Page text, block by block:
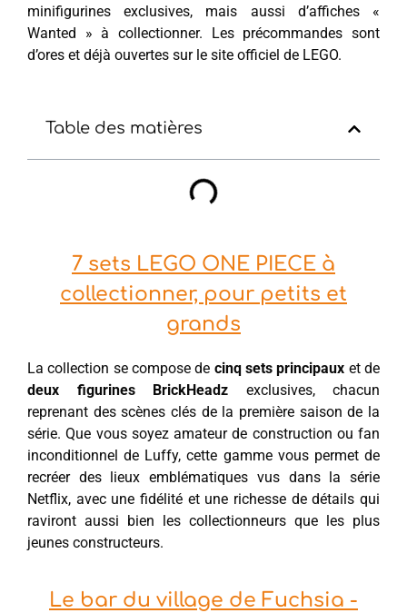
minifigurines exclusives, mais aussi d’affiches «
Wanted » à collectionner. Les précommandes sont
d’ores et déjà ouvertes sur le site officiel de LEGO.
Table des matières
7 sets LEGO ONE PIECE à
collectionner, pour petits et
grands
La collection se compose de cinq sets principaux et de
deux figurines BrickHeadz exclusives, chacun
reprenant des scènes clés de la première saison de la
série. Que vous soyez amateur de construction ou fan
inconditionnel de Luffy, cette gamme vous permet de
recréer des lieux emblématiques vus dans la série
Netflix, avec une fidélité et une richesse de détails qui
raviront aussi bien les collectionneurs que les plus
jeunes constructeurs.
Le bar du village de Fuchsia -